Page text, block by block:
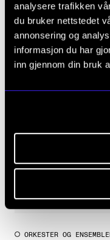
analysere trafikken
du bruker nettstedet
annonsering og
informasjon du har
inn gjennom din bruk
ORKESTER OG